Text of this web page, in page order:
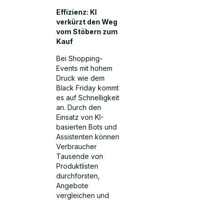
Effizienz: KI
verkürzt den Weg
vom Stöbern zum
Kauf
Bei Shopping-
Events mit hohem
Druck wie dem
Black Friday kommt
es auf Schnelligkeit
an. Durch den
Einsatz von KI-
basierten Bots und
Assistenten können
Verbraucher
Tausende von
Produktlisten
durchforsten,
Angebote
vergleichen und